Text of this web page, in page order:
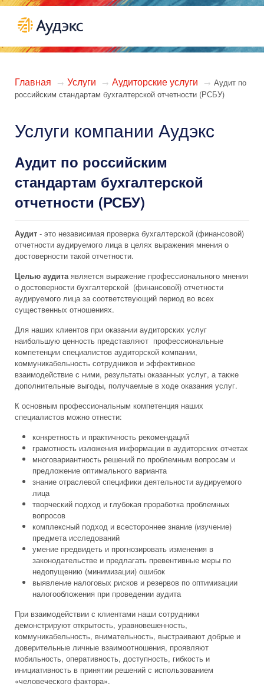
Главная → Услуги → Аудиторские услуги → Аудит по
российским стандартам бухгалтерской отчетности (РСБУ)
Услуги компании Аудэкс
Аудит по российским
стандартам бухгалтерской
отчетности (РСБУ)
Аудит - это независимая проверка бухгалтерской (финансовой)
отчетности аудируемого лица в целях выражения мнения о
достоверности такой отчетности.
Целью аудитаявляется выражение профессионального мнения
о достоверности бухгалтерской (финансовой) отчетности
аудируемого лица за соответствующий период во всех
существенных отношениях.
Для наших клиентов при оказании аудиторских услуг
наибольшую ценность представляют профессиональные
компетенции специалистов аудиторской компании,
коммуникабельность сотрудников и эффективное
взаимодействие с ними, результаты оказанных услуг, а также
дополнительные выгоды, получаемые в ходе оказания услуг.
К основным профессиональным компетенция наших
специалистов можно отнести:
конкретность и практичность рекомендаций
грамотность изложения информации в аудиторских отчетах
многовариантность решений по проблемным вопросам и
предложение оптимального варианта
знание отраслевой специфики деятельности аудируемого
лица
творческий подход и глубокая проработка проблемных
вопросов
комплексный подход и всестороннее знание (изучение)
предмета исследований
умение предвидеть и прогнозировать изменения в
законодательстве и предлагать превентивные меры по
недопущению (минимизации) ошибок
выявление налоговых рисков и резервов по оптимизации
налогообложения при проведении аудита
При взаимодействии с клиентами наши сотрудники
демонстрируют открытость, уравновешенность,
коммуникабельность, внимательность, выстраивают добрые и
доверительные личные взаимоотношения, проявляют
мобильность, оперативность, доступность, гибкость и
инициативность в принятии решений с использованием
«человеческого фактора».